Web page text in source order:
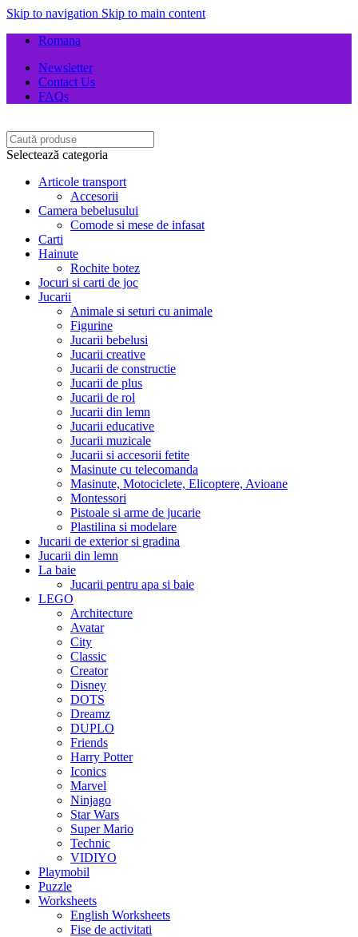
Skip to navigation Skip to main content
Romana
Newsletter
Contact Us
FAQs
Selectează categoria
Articole transport
Accesorii
Camera bebelusului
Comode si mese de infasat
Carti
Hainute
Rochite botez
Jocuri si carti de joc
Jucarii
Animale si seturi cu animale
Figurine
Jucarii bebelusi
Jucarii creative
Jucarii de constructie
Jucarii de plus
Jucarii de rol
Jucarii din lemn
Jucarii educative
Jucarii muzicale
Jucarii si accesorii fetite
Masinute cu telecomanda
Masinute, Motociclete, Elicoptere, Avioane
Montessori
Pistoale si arme de jucarie
Plastilina si modelare
Jucarii de exterior si gradina
Jucarii din lemn
La baie
Jucarii pentru apa si baie
LEGO
Architecture
Avatar
City
Classic
Creator
Disney
DOTS
Dreamz
DUPLO
Friends
Harry Potter
Iconics
Marvel
Ninjago
Star Wars
Super Mario
Technic
VIDIYO
Playmobil
Puzzle
Worksheets
English Worksheets
Fise de activitati